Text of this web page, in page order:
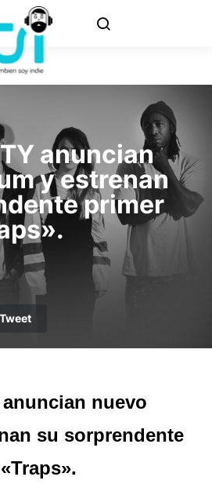
anuncian
y estrenan
primer
Tweet
anuncian nuevo
su sorprendente